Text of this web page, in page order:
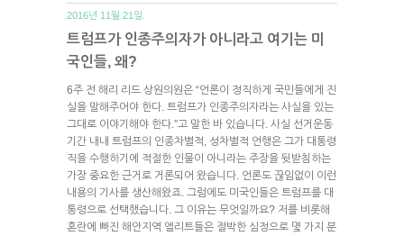
2016년 11월 21일.
트럼프가 인종주의자가 아니라고 여기는 미
국인들, 왜?
6주 전 해리 리드 상원의원은 “언론이 정직하게 국민들에게 진
실을 말해주어야 한다. 트럼프가 인종주의자라는 사실을 있는
그대로 이야기해야 한다.”고 말한 바 있습니다. 사실 선거운동
기간 내내 트럼프의 인종차별적, 성차별적 언행은 그가 대통령
직을 수행하기에 적절한 인물이 아니라는 주장을 뒷받침하는
가장 중요한 근거로 거론되어 왔습니다. 언론도 끊임없이 이런
내용의 기사를 생산해왔죠. 그럼에도 미국인들은 트럼프를 대
통령으로 선택했습니다. 그 이유는 무엇일까요? 저를 비롯해
혼란에 빠진 해안지역 엘리트들은 절박한 심정으로 몇 가지 분